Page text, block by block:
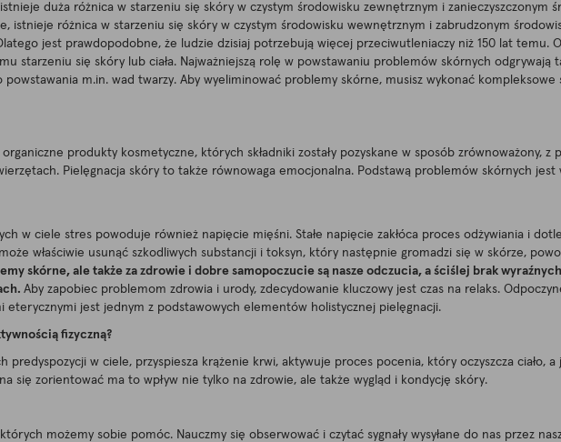
duża różnica w starzeniu się skóry w czystym środowisku zewnętrznym i zanieczyszczonym
istnieje różnica w starzeniu się skóry w czystym środowisku wewnętrznym i zabrudzonym
jest prawdopodobne, że ludzie dzisiaj potrzebują więcej przeciwutleniaczy niż 150 lat temu.
starzeniu się skóry lub ciała. Najważniejszą rolę w powstawaniu problemów skórnych odgrywają
powstawania m.in. wad twarzy. Aby wyeliminować problemy skórne, musisz wykonać
produkty kosmetyczne, których składniki zostały pozyskane w sposób zrównoważony, z
Pielęgnacja skóry to także równowaga emocjonalna. Podstawą problemów skórnych jest
w ciele stres powoduje również napięcie mięśni. Stałe napięcie zakłóca proces odżywiania i
właściwie usunąć szkodliwych substancji i toksyn, który następnie gromadzi się w skórze,
skórne, ale także za zdrowie i dobre samopoczucie są nasze odczucia, a ściślej brak
Aby zapobiec problemom zdrowia i urody, zdecydowanie kluczowy jest czas na relaks.
eterycznymi jest jednym z podstawowych elementów holistycznej pielęgnacji.
fizyczną?
predyspozycji w ciele, przyspiesza krążenie krwi, aktywuje proces pocenia, który oczyszcza ciało,
się zorientować ma to wpływ nie tylko na zdrowie, ale także wygląd i kondycję skóry.
możemy sobie pomóc. Nauczmy się obserwować i czytać sygnały wysyłane do nas przez